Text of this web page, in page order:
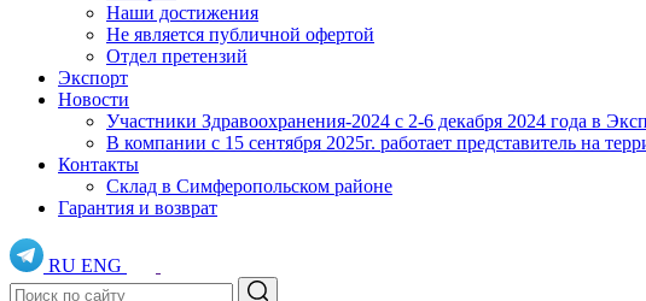
Наши достижения
Не является публичной офертой
Отдел претензий
Экспорт
Новости
Участники Здравоохранения-2024 с 2-6 декабря 2024 года в
В компании с 15 сентября 2025г. работает представитель на
Контакты
Склад в Симферопольском районе
Гарантия и возврат
RU ENG